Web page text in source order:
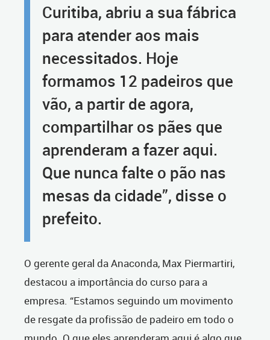
Curitiba, abriu a sua fábrica
para atender aos mais
necessitados. Hoje
formamos 12 padeiros que
vão, a partir de agora,
compartilhar os pães que
aprenderam a fazer aqui.
Que nunca falte o pão nas
mesas da cidade”, disse o
prefeito.
O gerente geral da Anaconda, Max Piermartiri,
destacou a importância do curso para a
empresa. “Estamos seguindo um movimento
de resgate da profissão de padeiro em todo o